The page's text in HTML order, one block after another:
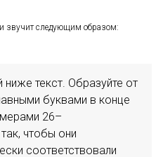
звучит следующим образом:
ниже текст. Образуйте от
буквами в конце
26–
чтобы они
соответствовали